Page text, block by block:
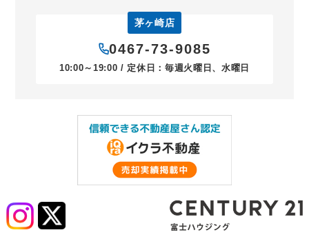
茅ヶ崎店
0467-73-9085
10:00～19:00 / 定休日：毎週火曜日、水曜日